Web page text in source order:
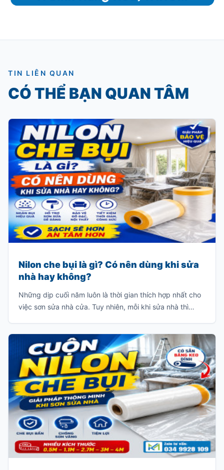
TIN LIÊN QUAN
CÓ THỂ BẠN QUAN TÂM
Nilon che bụi là gì? Có nên dùng khi sửa
nhà hay không?
Những dịp cuối năm luôn là thời gian thích hợp nhất cho
việc sơn sửa nhà cửa. Tuy nhiên, mỗi khi sửa nhà thì
v.v…